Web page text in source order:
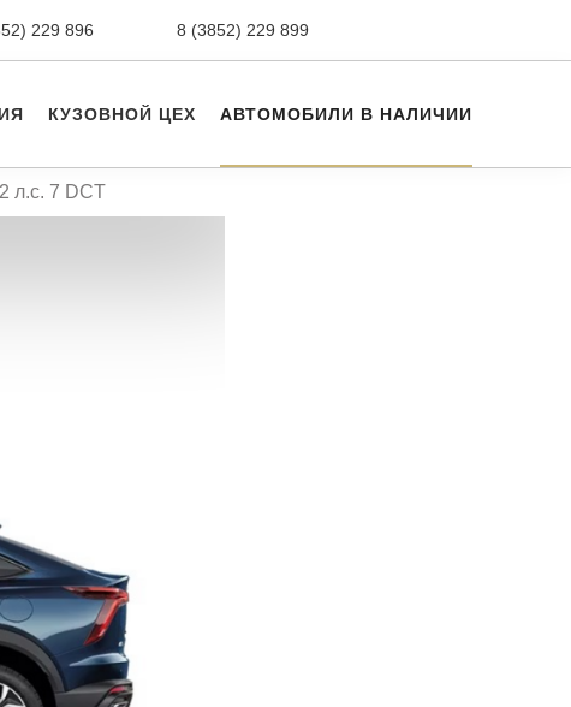
229 896 8 (3852) 229 899
КУЗОВНОЙ ЦЕХ АВТОМОБИЛИ В НАЛИЧИИ
л.с. 7 DCT